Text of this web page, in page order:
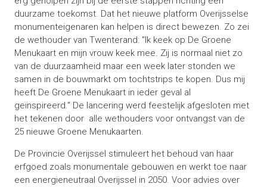
duurzame toekomst. Dat het nieuwe platform Overijsselse
monumenteigenaren kan helpen is direct bewezen. Zo zei
de wethouder van Twenterand: "Ik keek op De Groene
Menukaart en mijn vrouw keek mee. Zij is normaal niet zo
van de duurzaamheid maar een week later stonden we
samen in de bouwmarkt om tochtstrips te kopen. Dus mij
heeft De Groene Menukaart in ieder geval al
geïnspireerd." De lancering werd feestelijk afgesloten met
het tekenen door alle wethouders voor ontvangst van de
25 nieuwe Groene Menukaarten.
De Provincie Overijssel stimuleert het behoud van haar
erfgoed zoals monumentale gebouwen en werkt toe naar
een energieneutraal Overijssel in 2050. Voor advies over